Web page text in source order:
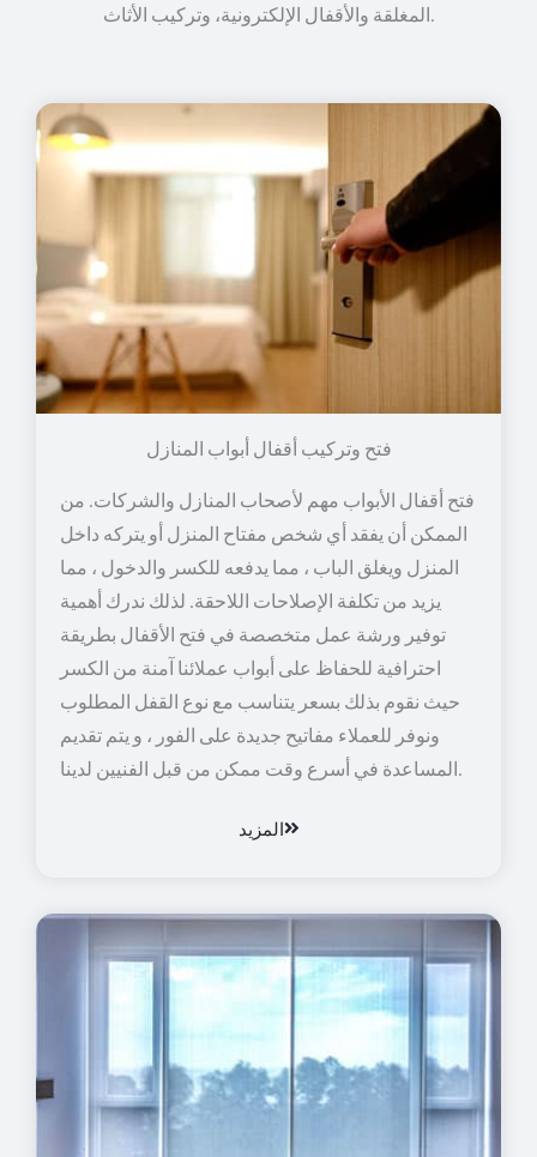
فتح وتركيب أقفال أبواب المنازل
فتح أقفال الأبواب مهم لأصحاب المنازل والشركات. من
الممكن أن يفقد أي شخص مفتاح المنزل أو يتركه داخل
المنزل ويغلق الباب ، مما يدفعه للكسر والدخول ، مما
يزيد من تكلفة الإصلاحات اللاحقة. لذلك ندرك أهمية
توفير ورشة عمل متخصصة في فتح الأقفال بطريقة
احترافية للحفاظ على أبواب عملائنا آمنة من الكسر
حيث نقوم بذلك بسعر يتناسب مع نوع القفل المطلوب
ونوفر للعملاء مفاتيح جديدة على الفور ، و يتم تقديم
المساعدة في أسرع وقت ممكن من قبل الفنيين لدينا.
المزيد